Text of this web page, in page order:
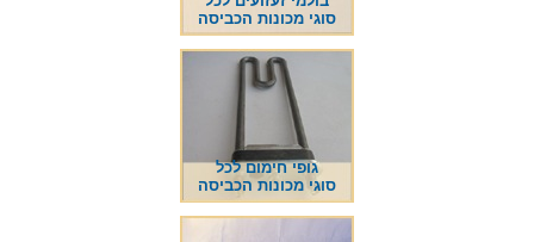
סוגי מכונות הכביסה
גופי חימום לכל
סוגי מכונות הכביסה